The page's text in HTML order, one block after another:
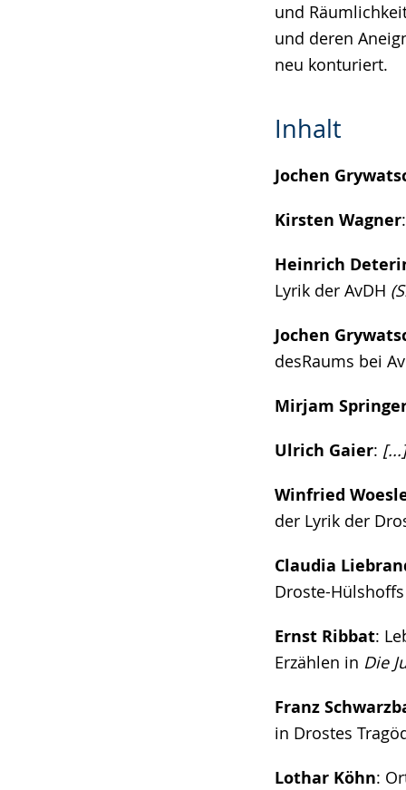
und
und deren
neu konturiert.
Inhalt
Jochen
Kirsten Wagner
Heinrich
Lyrik der AvDH
Jochen
desRaums bei
Mirjam
Ulrich Gaier:
Winfried
der Lyrik der
Claudia
Droste-Hülshoffs
Ernst Ribbat:
Erzählen in Die
Franz
in Drostes
Lothar Köhn: